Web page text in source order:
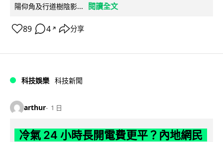
陽仰角及行道樹陰影...
閱讀全文
89 4 ↗ 分享
科技娛樂 科技新聞
arthur 1 日
冷氣 24 小時長開電費更平？內地網民